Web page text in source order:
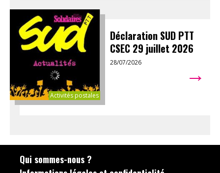
Activités postales
Déclaration SUD PTT
CSEC 29 juillet 2026
28/07/2026 →
Qui sommes-nous ?